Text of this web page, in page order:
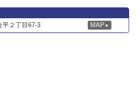
平２丁目67-3 MAP ▼